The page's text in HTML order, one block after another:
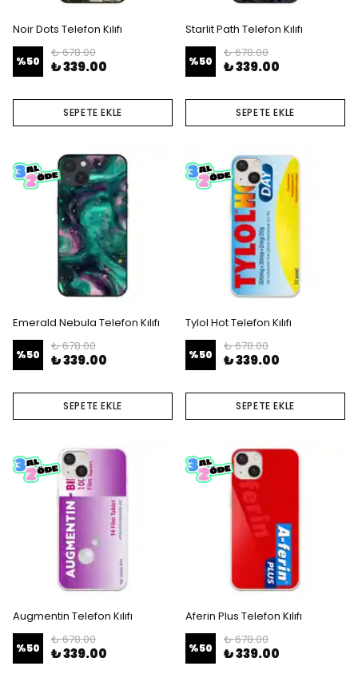
Noir Dots Telefon Kılıfı
%50
₺ 678.00
₺ 339.00
SEPETE EKLE
Starlit Path Telefon Kılıfı
%50
₺ 678.00
₺ 339.00
SEPETE EKLE
Emerald Nebula Telefon Kılıfı
%50
₺ 678.00
₺ 339.00
SEPETE EKLE
Tylol Hot Telefon Kılıfı
%50
₺ 678.00
₺ 339.00
SEPETE EKLE
Augmentin Telefon Kılıfı
%50
₺ 678.00
₺ 339.00
Aferin Plus Telefon Kılıfı
%50
₺ 678.00
₺ 339.00